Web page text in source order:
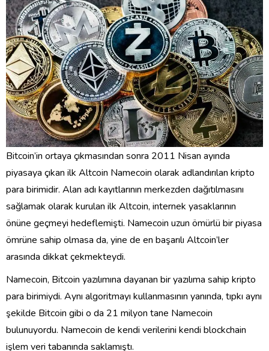
Bitcoin’in ortaya çıkmasından sonra 2011 Nisan ayında
piyasaya çıkan ilk Altcoin Namecoin olarak adlandırılan kripto
para birimidir. Alan adı kayıtlarının merkezden dağıtılmasını
sağlamak olarak kurulan ilk Altcoin, internek yasaklarının
önüne geçmeyi hedeflemişti. Namecoin uzun ömürlü bir piyasa
ömrüne sahip olmasa da, yine de en başarılı Altcoin’ler
arasında dikkat çekmekteydi.
Namecoin, Bitcoin yazılımına dayanan bir yazılıma sahip kripto
para birimiydi. Aynı algoritmayı kullanmasının yanında, tıpkı aynı
şekilde Bitcoin gibi o da 21 milyon tane Namecoin
bulunuyordu. Namecoin de kendi verilerini kendi blockchain
işlem veri tabanında saklamıştı.